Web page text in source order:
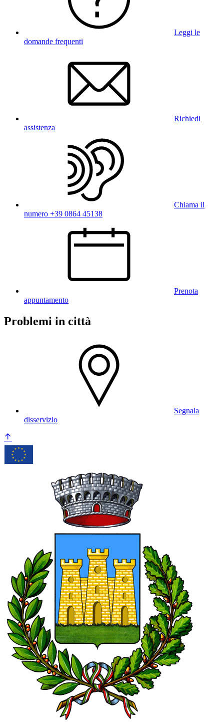
Leggi le
domande frequenti
Richiedi
assistenza
Chiama il
numero +39 0864 45138
Prenota
appuntamento
Problemi in città
Segnala
disservizio